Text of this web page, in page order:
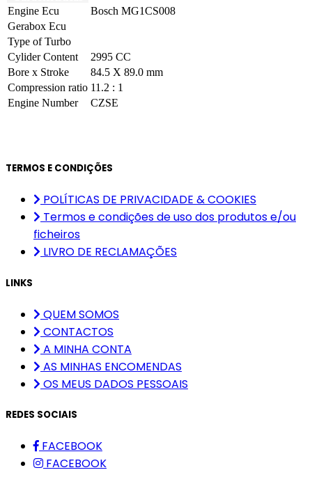
Engine Ecu
Bosch MG1CS008
Gerabox Ecu
Type of Turbo
Cylider Content
2995 CC
Bore x Stroke
84.5 X 89.0 mm
Compression ratio 11.2 : 1
Engine Number
CZSE
TERMOS E CONDIÇÕES
POLÍTICAS DE PRIVACIDADE & COOKIES
Termos e condições de uso dos produtos e/ou
ficheiros
LIVRO DE RECLAMAÇÕES
LINKS
QUEM SOMOS
CONTACTOS
A MINHA CONTA
AS MINHAS ENCOMENDAS
OS MEUS DADOS PESSOAIS
REDES SOCIAIS
FACEBOOK
FACEBOOK